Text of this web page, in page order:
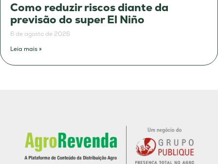
Como reduzir riscos diante da
previsão do super El Niño
6 de agosto de 2026
Leia mais »